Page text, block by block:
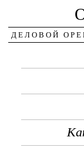
ДЕЛОВОЙ